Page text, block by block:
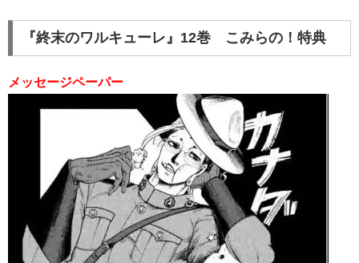
『終末のワルキューレ』12巻 こみらの！特典
メッセージペーパー